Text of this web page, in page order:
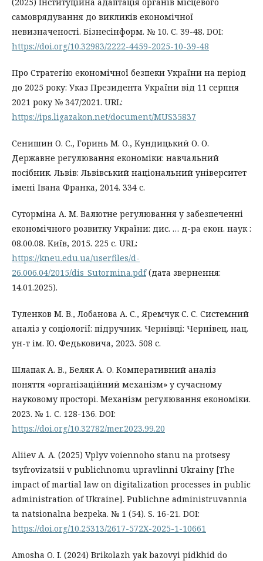
самоврядування до викликів економічної
невизначеності. Бізнесінформ. № 10. С. 39-48. DOI:
https://doi.org/10.32983/2222-4459-2025-10-39-48
Про Стратегію економічної безпеки України на період
до 2025 року: Указ Президента України від 11 серпня
2021 року № 347/2021. URL:
https://ips.ligazakon.net/document/MUS35837
Сенишин О. С., Горинь М. О., Кундицький О. О.
Державне регулювання економіки: навчальний
посібник. Львів: Львівський національний університет
імені Івана Франка, 2014. 334 с.
Суторміна А. М. Валютне регулювання у забезпеченні
економічного розвитку України: дис. … д-ра екон. наук :
08.00.08. Київ, 2015. 225 с. URL:
https://kneu.edu.ua/userfiles/d-
26.006.04/2015/dis_Sutormina.pdf(дата звернення:
14.01.2025).
Туленков М. В., Лобанова А. С., Яремчук С. С. Системний
аналіз у соціології: підручник. Чернівці: Чернівец. нац.
ун-т ім. Ю. Федьковича, 2023. 508 с.
Шлапак А. В., Беляк А. О. Комперативний аналіз
поняття «організаційний механізм» у сучасному
науковому просторі. Механізм регулювання економіки.
2023. № 1. С. 128-136. DOI:
https://doi.org/10.32782/mer.2023.99.20
Aliiev A. A. (2025) Vplyv voiennoho stanu na protsesy
tsyfrovizatsii v publichnomu upravlinni Ukrainy [The
impact of martial law on digitalization processes in public
administration of Ukraine]. Publichne administruvannia
ta natsionalna bezpeka. № 1 (54). S. 16-21. DOI:
https://doi.org/10.25313/2617-572X-2025-1-10661
Amosha O. I. (2024) Brikolazh yak bazovyi pidkhid do